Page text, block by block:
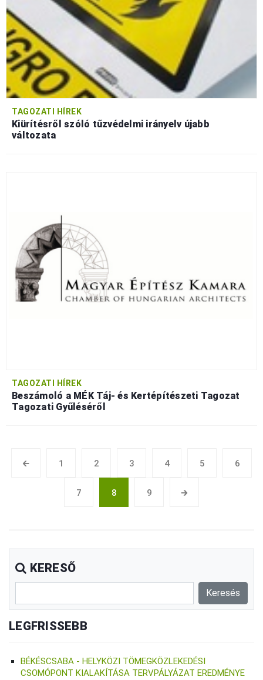
TAGOZATI HÍREK
Kiürítésről szóló tűzvédelmi irányelv újabb
változata
TAGOZATI HÍREK
Beszámoló a MÉK Táj- és Kertépítészeti Tagozat
Tagozati Gyűléséről
🡰 1 2 3 4 5 6
7 8 9 🡲
KERESŐ
LEGFRISSEBB
BÉKÉSCSABA - HELYKÖZI TÖMEGKÖZLEKEDÉSI
CSOMÓPONT KIALAKÍTÁSA TERVPÁLYÁZAT EREDMÉNYE